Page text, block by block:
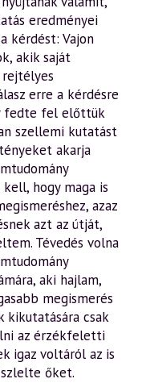
eredményei
kérdést: Vajon
akik saját
erre a kérdésre
fedte fel előttük
szellemi kutatást
akarja
hogy maga is
azaz
azt az útját,
Tévedés volna
aki hajlam,
megismerés
kikutatására csak
az érzékfeletti
igaz voltáról az is
őket.